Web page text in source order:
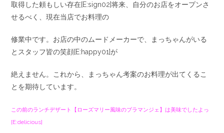
取得した頼もしい存在[E:sign02]将来、自分のお店をオープンさ
せるべく、現在当店でお料理の
修業中です。お店の中のムードメーカーで、まっちゃんがいる
とスタッフ皆の笑顔[E:happy01]が
絶えません。これから、まっちゃん考案のお料理が出てくるこ
とを期待しています。
この前のランチデザート【ローズマリー風味のブラマンジェ】は美味でしたよっ
[E:delicious]